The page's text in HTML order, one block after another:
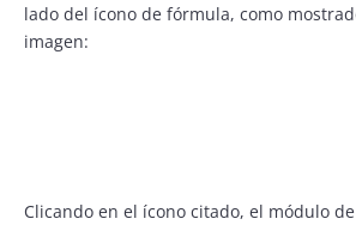
lado del ícono de fórmula, como
imagen:
Clicando en el ícono citado, el módulo